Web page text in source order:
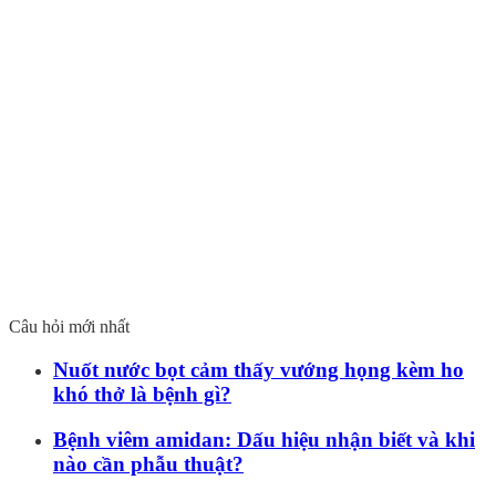
Câu hỏi mới nhất
Nuốt nước bọt cảm thấy vướng họng kèm ho
khó thở là bệnh gì?
Bệnh viêm amidan: Dấu hiệu nhận biết và khi
nào cần phẫu thuật?